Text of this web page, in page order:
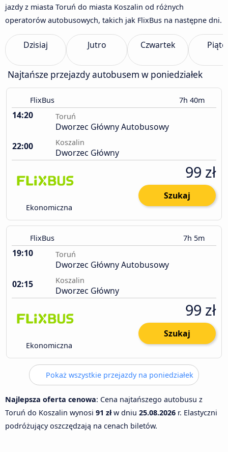
jazdy z miasta Toruń do miasta Koszalin od różnych
operatorów autobusowych, takich jak FlixBus na następne dni.
Dzisiaj Jutro Czwartek
Najtańsze przejazdy autobusem w poniedziałek
FlixBus 7h 40m
14:20 Toruń
Dworzec Główny Autobusowy
22:00
Koszalin
Dworzec Główny
Ekonomiczna
99 zł
Szukaj
FlixBus 7h 5m
19:10 Toruń
Dworzec Główny Autobusowy
02:15
Koszalin
Dworzec Główny
Ekonomiczna
99 zł
Szukaj
Pokaż wszystkie przejazdy na poniedziałek
Najlepsza oferta cenowa: Cena najtańszego autobusu z
Toruń do Koszalin wynosi 91 złw dniu 25.08.2026 r. Elastyczni
podróżujący oszczędzają na cenach biletów.